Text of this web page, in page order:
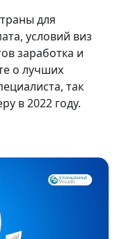
для
условий виз
заработка и
о лучших
так
в 2022 году.